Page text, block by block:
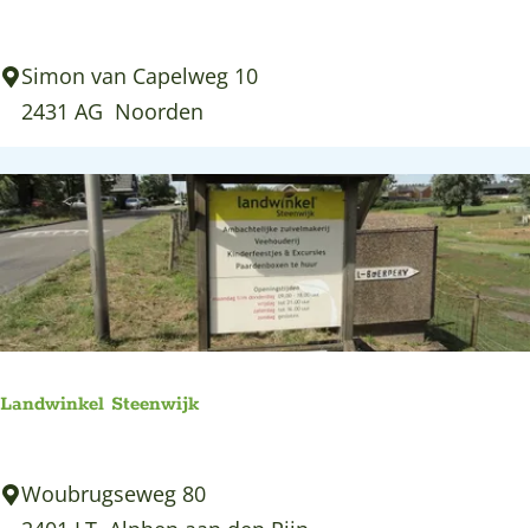
k
d
a
m
R
t
a
r
a
n
t
h
Simon van Capelweg 10
2431 AG Noorden
Landwinkel Steenwijk
L Woubrugseweg 80